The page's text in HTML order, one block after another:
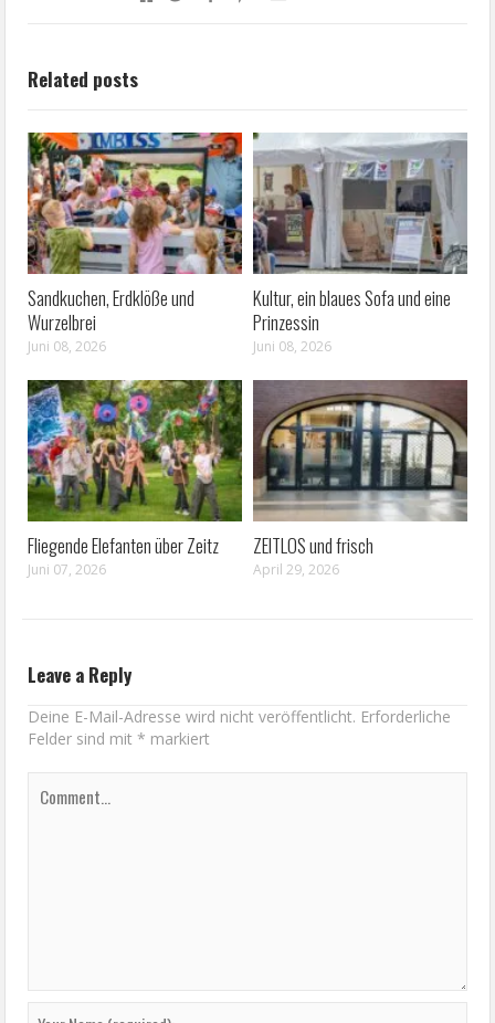
Related posts
Sandkuchen, Erdklöße und
Wurzelbrei
Juni 08, 2026
Kultur, ein blaues Sofa und eine
Prinzessin
Juni 08, 2026
Fliegende Elefanten über Zeitz
Juni 07, 2026
ZEITLOS und frisch
April 29, 2026
Leave a Reply
Deine E-Mail-Adresse wird nicht veröffentlicht. Erforderliche
Felder sind mit* markiert